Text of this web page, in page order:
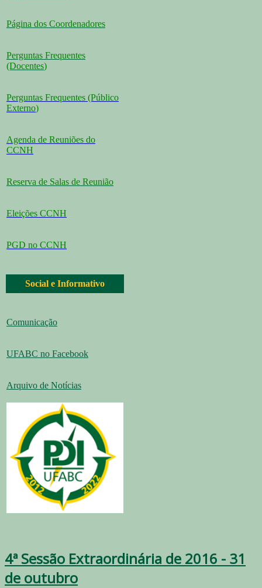
Página dos Coordenadores
Perguntas Frequentes
(Docentes)
Perguntas Frequentes (Público
Externo)
Agenda de Reuniões do
CCNH
Reserva de Salas de Reunião
Eleições CCNH
PGD no CCNH
Social e Informativo
Comunicação
UFABC no Facebook
Arquivo de Notícias
4ª Sessão Extraordinária de 2016 - 31
de outubro